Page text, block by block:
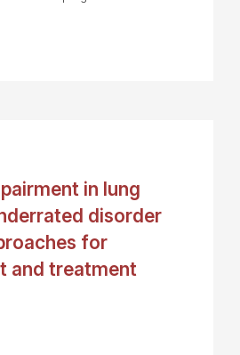
in lung
disorder
for
and treatment